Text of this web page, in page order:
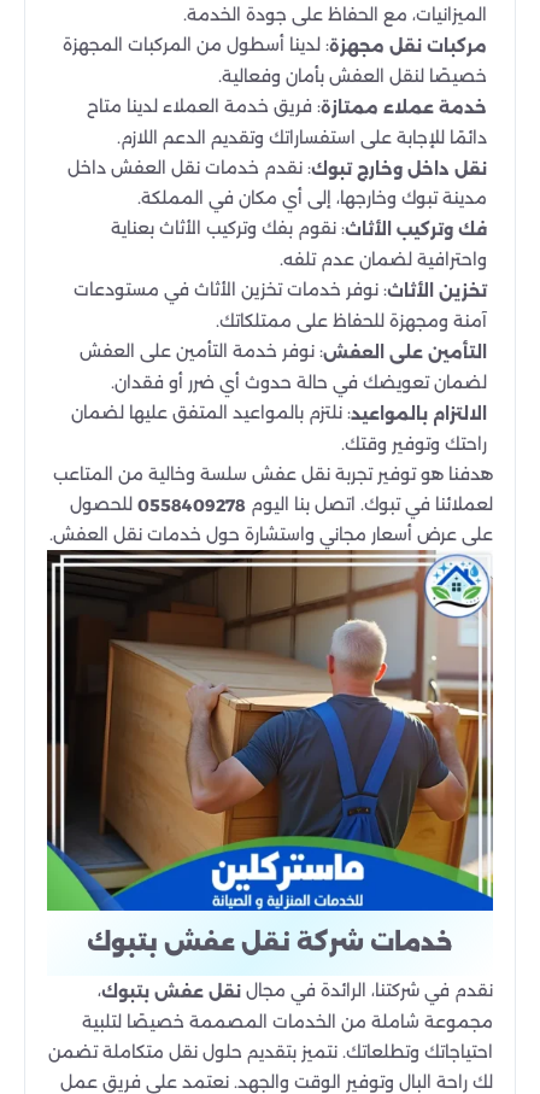
الميزانيات، مع الحفاظ على جودة الخدمة.
مركبات نقل مجهزة: لدينا أسطول من المركبات المجهزة
خصيصًا لنقل العفش بأمان وفعالية.
خدمة عملاء ممتازة: فريق خدمة العملاء لدينا متاح
دائمًا للإجابة على استفساراتك وتقديم الدعم اللازم.
نقل داخل وخارج تبوك: نقدم خدمات نقل العفش داخل
مدينة تبوك وخارجها، إلى أي مكان في المملكة.
فك وتركيب الأثاث: نقوم بفك وتركيب الأثاث بعناية
واحترافية لضمان عدم تلفه.
تخزين الأثاث: نوفر خدمات تخزين الأثاث في مستودعات
آمنة ومجهزة للحفاظ على ممتلكاتك.
التأمين على العفش: نوفر خدمة التأمين على العفش
لضمان تعويضك في حالة حدوث أي ضرر أو فقدان.
الالتزام بالمواعيد: نلتزم بالمواعيد المتفق عليها لضمان
راحتك وتوفير وقتك.
هدفنا هو توفير تجربة نقل عفش سلسة وخالية من المتاعب
لعملائنا في تبوك. اتصل بنا اليوم 0558409278 للحصول
على عرض أسعار مجاني واستشارة حول خدمات نقل العفش.
خدمات شركة نقل عفش بتبوك
نقدم في شركتنا، الرائدة في مجال نقل عفش بتبوك،
مجموعة شاملة من الخدمات المصممة خصيصًا لتلبية
احتياجاتك وتطلعاتك. نتميز بتقديم حلول نقل متكاملة تضمن
لك راحة البال وتوفير الوقت والجهد. نعتمد على فريق عمل